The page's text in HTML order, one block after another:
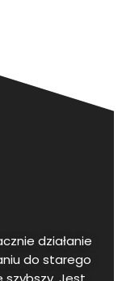
działanie
do starego